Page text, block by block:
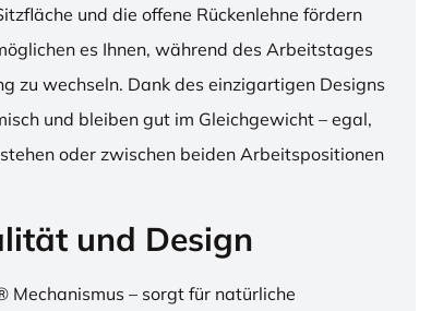
und die offene Rückenlehne fördern
es Ihnen, während des Arbeitstages
zu wechseln. Dank des einzigartigen Designs
und bleiben gut im Gleichgewicht – egal,
oder zwischen beiden Arbeitspositionen
und Design
Mechanismus – sorgt für natürliche